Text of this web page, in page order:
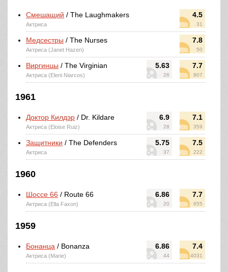
4.5
31
Смешащий / The Laughmakers
Актриса
7.8
50
Медсестры / The Nurses
Актриса (Janet Hazen)
5.63
26
7.7
807
Виргинцы / The Virginian
Актриса (Eleni Niarcos)
1961
6.9
28
7.1
359
Доктор Килдэр / Dr. Kildare
Актриса (Eloise Ruiz)
5.75
37
7.5
222
Защитники / The Defenders
Актриса
1960
6.86
20
7.7
655
Шоссе 66 / Route 66
Актриса (Ella Faxon)
1959
6.86
44
7.4
4031
Бонанца / Bonanza
Актриса (Marie)